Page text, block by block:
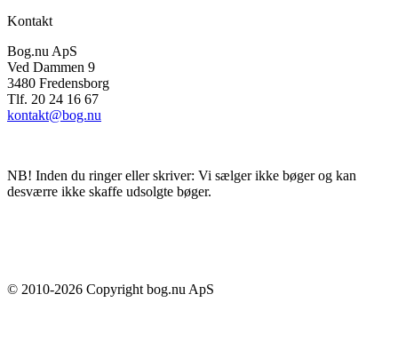
Kontakt
Bog.nu ApS
Ved Dammen 9
3480 Fredensborg
Tlf. 20 24 16 67
kontakt@bog.nu
NB! Inden du ringer eller skriver: Vi sælger ikke bøger og kan
desværre ikke skaffe udsolgte bøger.
© 2010-2026 Copyright bog.nu ApS